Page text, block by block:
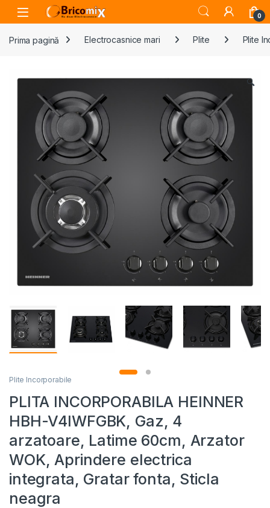
Skip to navigation
Skip to content
Open 0
Prima pagină Electrocasnice mari Plite Plite
🔍
Plite Incorporabile
PLITA INCORPORABILA HEINNER
HBH-V4IWFGBK, Gaz, 4
arzatoare, Latime 60cm, Arzator
WOK, Aprindere electrica
integrata, Gratar fonta, Sticla
neagra